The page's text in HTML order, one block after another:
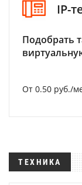
IP-
Подобрать
От 0.50 руб./
ТЕХНИКА